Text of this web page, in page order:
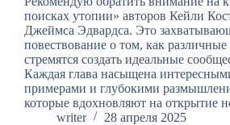
поисках утопии» авторов Кейли
Джеймса Эдвардса. Это
повествование о том, как различные
стремятся создать идеальные
Каждая глава насыщена
примерами и глубокими
которые вдохновляют на открытие
writer
28 апреля 2025